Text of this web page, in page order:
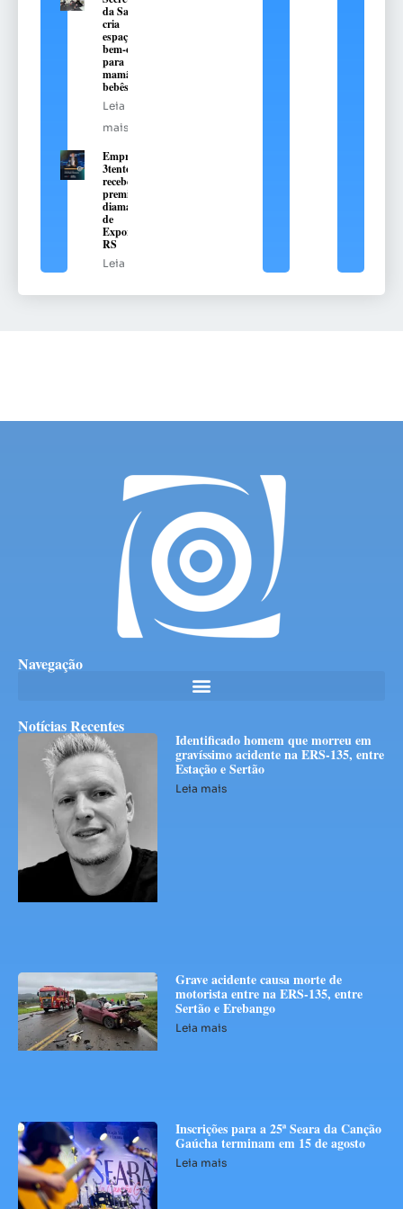
da Saúde
cria
espaço de
bem-estar
para
mamães e
bebês
Leia
mais
Empresa
3tentos
recebe
premiação
diamante
de
Exportação
RS
Leia mais
Navegação
Notícias Recentes
Identificado homem que morreu em
gravíssimo acidente na ERS-135, entre
Estação e Sertão
Leia mais
Grave acidente causa morte de
motorista entre na ERS-135, entre
Sertão e Erebango
Leia mais
Inscrições para a 25ª Seara da Canção
Gaúcha terminam em 15 de agosto
Leia mais